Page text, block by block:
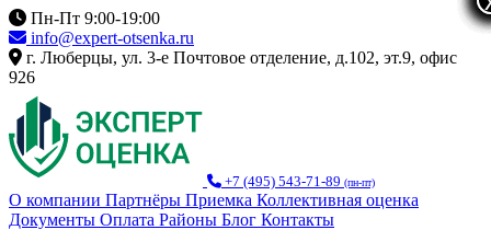
Пн-Пт 9:00-19:00
info@expert-otsenka.ru
г. Люберцы, ул. 3-е Почтовое отделение, д.102, эт.9, офис
926
+7 (495) 543-71-89 (пн-пт)
О компании Партнёры Приемка Коллективная оценка
Документы Оплата Районы Блог Контакты